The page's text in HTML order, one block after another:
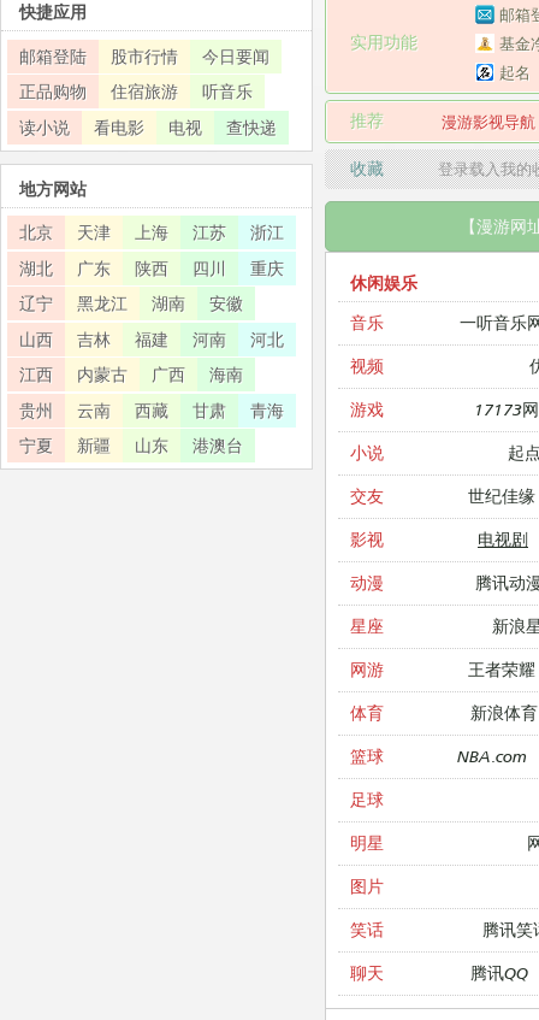
实用功能
邮箱
基金
起名
推荐 漫游影视导航
收藏 登录载入我
【漫游网
休闲娱乐
音乐
一听音乐
视频
游戏 17173
小说 起
交友 世纪佳缘
影视 电视剧
动漫 腾讯动
星座 新浪
网游 王者荣耀
体育 新浪体育
篮球 NBA.com
足球
明星
图片
笑话 腾讯笑
聊天 腾讯QQ
快捷应用
邮箱登陆 股市行情
今日要闻
正品购物
住宿旅游
听音乐
读小说
看电影 电视 查快递
地方网站
北京 天津 上海 江苏
浙江
湖北
广东 陕西 四川
重庆
辽宁
黑龙江 湖南
安徽
山西
吉林 福建 河南
河北
江西
内蒙古 广西
海南
贵州
云南 西藏 甘肃
青海
宁夏
新疆 山东 港澳台